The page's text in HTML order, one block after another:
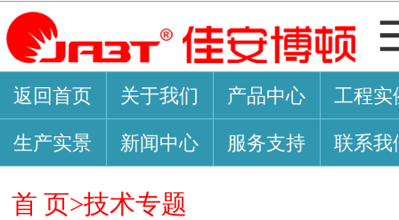
返回首页 关于我们 产品中心 工程实
生产实景 新闻中心 服务支持 联系我
首 页>技术专题